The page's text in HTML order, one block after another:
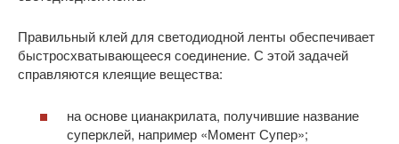
Правильный клей для светодиодной ленты обеспечивает
быстросхватывающееся соединение. С этой задачей
справляются клеящие вещества:
на основе цианакрилата, получившие название
суперклей, например «Момент Супер»;